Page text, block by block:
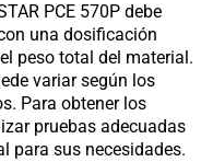
PCE 570P debe
una dosificación
peso total del material.
variar según los
Para obtener los
pruebas adecuadas
para sus necesidades.